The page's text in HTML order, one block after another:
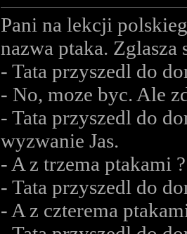
Pani na lekcji
nazwa ptaka. Zglasza
- Tata przyszedl do
- No, moze byc. Ale
- Tata przyszedl do
wyzwanie Jas.
- A z trzema ptakami ?
- Tata przyszedl do
- A z czterema